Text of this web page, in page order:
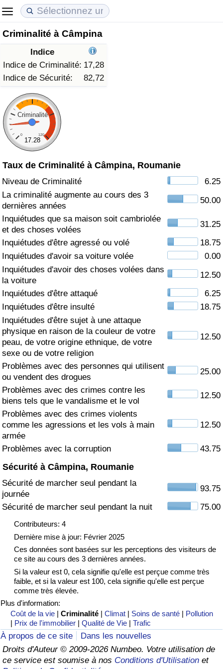
Criminalité à Câmpina
Indice
Indice de Criminalité: 17,28
Indice de Sécurité:
82,72
Criminalité
0 120
17.28
Taux de Criminalité à Câmpina, Roumanie
Niveau de Criminalité
6.25
La criminalité augmente au cours des 3
dernières années
50.00
Inquiétudes que sa maison soit cambriolée
et des choses volées
31.25
Inquiétudes d'être agressé ou volé
18.75
Inquiétudes d'avoir sa voiture volée
0.00
Inquiétudes d'avoir des choses volées dans
la voiture
12.50
Inquiétudes d'être attaqué
6.25
Inquiétudes d'être insulté
18.75
Inquiétudes d'être sujet à une attaque
physique en raison de la couleur de votre
peau, de votre origine ethnique, de votre
sexe ou de votre religion
12.50
Problèmes avec des personnes qui utilisent
ou vendent des drogues
25.00
Problèmes avec des crimes contre les
biens tels que le vandalisme et le vol
12.50
Problèmes avec des crimes violents
comme les agressions et les vols à main
armée
12.50
Problèmes avec la corruption 43.75
Sécurité à Câmpina, Roumanie
Sécurité de marcher seul pendant la
journée
93.75
Sécurité de marcher seul pendant la nuit
75.00
Contributeurs: 4
Dernière mise à jour: Février 2025
Ces données sont basées sur les perceptions des visiteurs de
ce site au cours des 3 dernières années.
Si la valeur est 0, cela signifie qu'elle est perçue comme très
faible, et si la valeur est 100, cela signifie qu'elle est perçue
comme très élevée.
Plus d'information:
Coût de la vie |Criminalité |Climat | Soins de santé | Pollution
| Prix de l'immobilier |Qualité de Vie |Trafic
À propos de ce site
Dans les nouvelles
Droits d'Auteur © 2009-2026 Numbeo. Votre utilisation de
ce service est soumise à nos Conditions d'Utilisation et
Coût de la vie
Indice du Coût de la Vie (Actuel)
Indice du Coût de la Vie
Indice du coût de la vie par pays
à Akaba
Prix de l'immobilier
Indice des Prix de l'immobilier (Actuel)
Indice des Prix de l'immobilier
Indice des Prix de l'immobilier par Pays
Qualité de Vie
Indice de Qualité de Vie
Indice de Qualité de Vie (Actuel)
Indice de qualité de vie par pays
Criminalité
Indice de Criminalité (Actuel)
Indice de Criminalité
Indice de criminalité par pays
Soins de santé
Indice des soins de santé (Actuel)
Indice des soins de santé
Indice des soins de santé par Pays
Pollution
Indice de Pollution (Actuel)
Indice de pollution
Indice de Pollution par Pays
Trafic
Indice de Trafic
Indice de Trafic (Actuel)
Indice de Trafic par Pays